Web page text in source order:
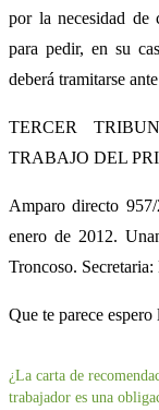
por la necesidad de
para pedir, en su
deberá tramitarse
TERCER
TRABAJO DEL
Amparo directo
enero de 2012.
Troncoso.
Que te parece
¿La carta de
trabajador es una